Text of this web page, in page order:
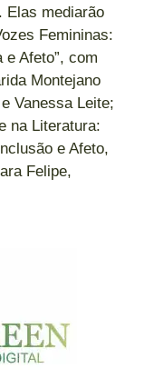
Elas mediarão
Femininas:
Afeto”, com
Montejano
Vanessa Leite;
na Literatura:
e Afeto,
Felipe,